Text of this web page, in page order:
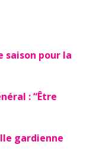
saison pour la
: “Être
gardienne